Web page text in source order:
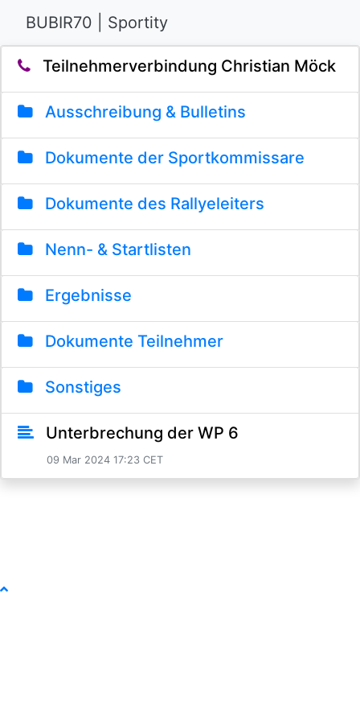
BUBIR70 | Sportity
Teilnehmerverbindung Christian Möck
Ausschreibung & Bulletins
Dokumente der Sportkommissare
Dokumente des Rallyeleiters
Nenn- & Startlisten
Ergebnisse
Dokumente Teilnehmer
Sonstiges
Unterbrechung der WP 6
09 Mar 2024 17:23 CET